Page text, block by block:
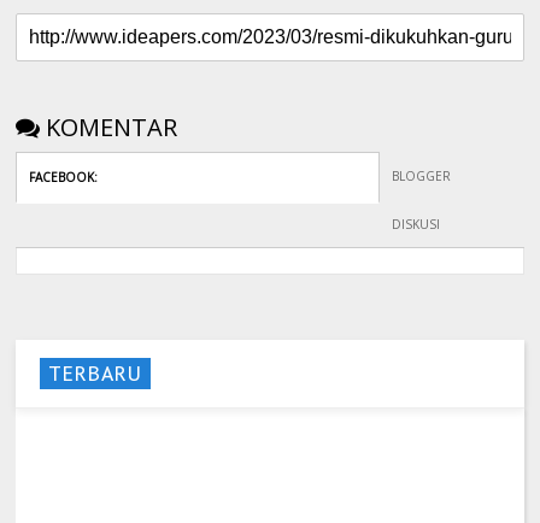
KOMENTAR
FACEBOOK: BLOGGER
DISKUSI
TERBARU